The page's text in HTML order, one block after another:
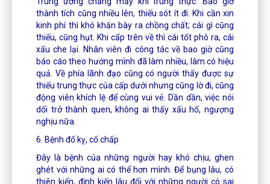
thành tích cũng nhiều lên, thiếu sót ít đi. Khi cần xin
kinh phí thì khó khăn bày ra chồng chất; cái gì cũng
thiếu, cũng hụt. Khi cấp trên về thì cái tốt phô ra, cái
xấu che lại. Nhân viên đi công tác về bao giờ cũng
báo cáo theo hướng mình đã làm nhiều, làm có hiệu
quả. Về phía lãnh đạo cũng có người thấy được sự
thiếu trung thực của cấp dưới nhưng cũng lờ đi, cũng
động viên khích lệ để cùng vui vẻ. Dần dần, việc nói
dối trở thành quen, không ai thấy xấu hổ, ngượng
nghịu nữa.
6. Bệnh đố kỵ, cố chấp
Đây là bệnh của những người hay khó chịu, ghen
ghét với những ai có thể hơn mình. Để bụng lâu, có
thiên kiến, định kiến lâu đối với những người có sai